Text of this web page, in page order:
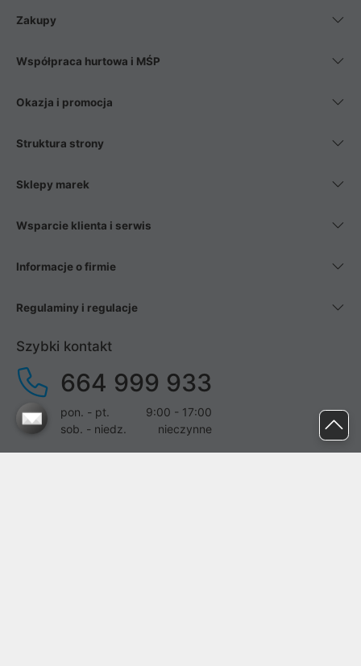
Zakupy
Współpraca hurtowa i MŚP
Okazja i promocja
Struktura strony
Sklepy marek
Wsparcie klienta i serwis
Informacje o firmie
Regulaminy i regulacje
Szybki kontakt
664 999 933
pon. - pt.
9:00 - 17:00
sob. - niedz.
nieczynne